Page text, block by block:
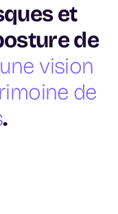
et
de
une vision
de
.